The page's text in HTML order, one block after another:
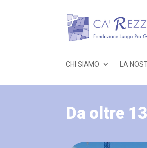
CHI SIAMO LA
Da oltre